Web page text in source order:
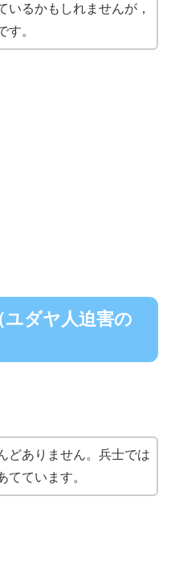
いるかもしれませんが，
す。
ダヤ人迫害の
どありません。兵士では
てています。